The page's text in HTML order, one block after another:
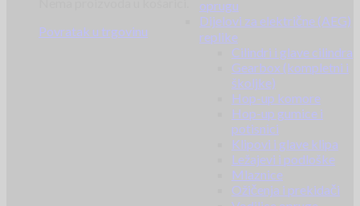
Povratak u trgovinu
oprugu
Dijelovi za električne (AEG)
replike
Cilindri i glave cilindra
Gearbox (kompletni i
školjke)
Hop-up komore
Hop-up gumice i
potisnici
Klipovi i glave klipa
Ležajevi i podloške
Mlaznice
Ožičenja i prekidači